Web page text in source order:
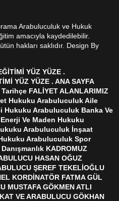
Arabuluculuk ve Hukuk
amacıyla kaydedilebilir.
hakları saklıdır. Design By
YÜZ YÜZE .
YÜZ YÜZE . ANA SAYFA
Tarihçe FALİYET ALANLARIMIZ
Hukuku Arabuluculuk Aile
Arabuluculuk Banka Ve
Ve Maden Hukuku
Arabuluculuk İnşaat
Arabuluculuk Spor
KADROMUZ
HASAN OĞUZ
ŞEREF TEKELİOĞLU
KORDİNATÖR FATMA GÜL
MUSTAFA GÖKMEN ATLI
VE ARABULUCU GÖKHAN